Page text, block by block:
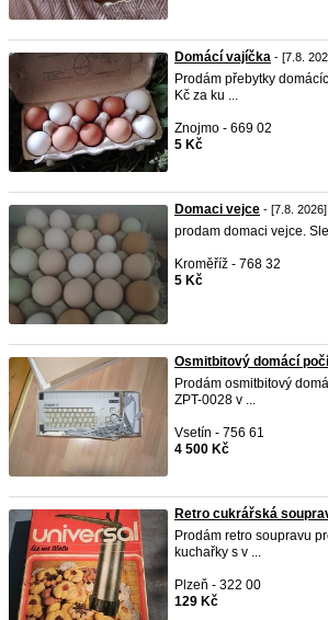
Domácí vajíčka - [7.8.
Prodám přebytky
Kč za ku ...
Znojmo - 669 02
5 Kč
Domaci vejce - [7.8. 2026]
prodam domaci vejce.
Kroměříž - 768 32
5 Kč
Osmitbitový domácí
Prodám osmitbitový
ZPT-0028 v ...
Vsetín - 756 61
4 500 Kč
Retro cukrářská
Prodám retro soupravu
kuchařky s v ...
Plzeň - 322 00
129 Kč